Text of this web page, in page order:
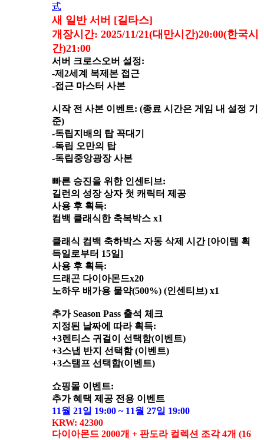
式
새 일반 서버 [길타스]
개장시간: 2025/11/21(대만시간)20:00(한국시
간)21:00
서버 크로스오버 설정:
-제2세계 복제본 접근
-접근 마스터 사본
시작 전 사본 이벤트: (종료 시간은 게임 내 설정 기
준)
-독립지배의 탑 꼭대기
-독립 오만의 탑
-독립중앙광장 사본
빠른 승진을 위한 인센티브:
길런의 성장 상자 첫 캐릭터 제공
사용 후 획득:
컴백 클래식한 축복박스 x1
클래식 컴백 축하박스 자동 삭제 시간 [아이템 획
득일로부터 15일]
사용 후 획득:
드래곤 다이아몬드x20
노하우 배가용 물약(500%) (인센티브) x1
추가 Season Pass 출석 체크
지정된 날짜에 따라 획득:
+3렌티스 귀걸이 선택함(이벤트)
+3스냅 반지 선택함 (이벤트)
+3스탬프 선택함(이벤트)
쇼핑몰 이벤트:
추가 혜택 제공 전용 이벤트
11월 21일 19:00 ~ 11월 27일 19:00
KRW: 42300
다이아몬드 2000개 + 판도라 컬렉션 조각 4개 (16